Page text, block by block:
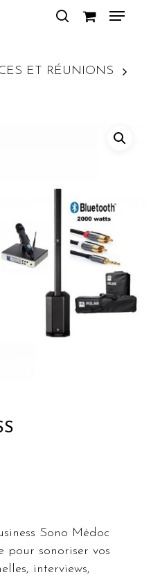
Menu
ET RÉUNIONS
Sono Médoc
pour sonoriser vos
interviews,